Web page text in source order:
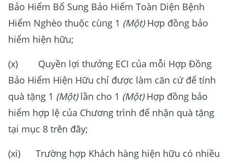
Bảo Hiểm Bổ Sung Bảo Hiểm Toàn Diện Bệnh
Hiểm Nghèo thuộc cùng 1 (Một)Hợp đồng bảo
hiểm hiện hữu;
(x) Quyền lợi thưởng ECI của mỗi Hợp Đồng
Bảo Hiểm Hiện Hữu chỉ được làm căn cứ để tính
quà tặng 1 (Một)lần cho 1 (Một)Hợp đồng bảo
hiểm hợp lệ của Chương trình để nhận quà tặng
tại mục 8 trên đây;
(xi) Trường hợp Khách hàng hiện hữu có nhiều